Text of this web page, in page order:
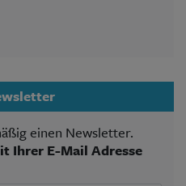
einen Newsletter.
Ihrer E-Mail Adresse